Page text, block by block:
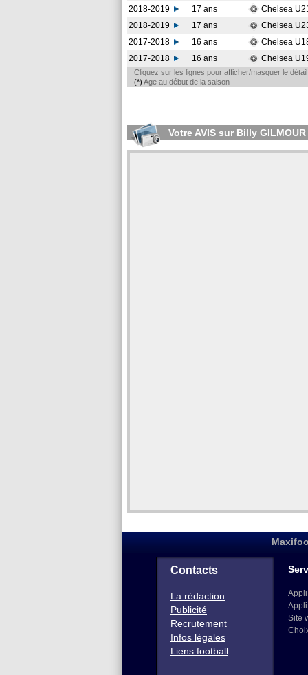
2018-2019
17 ans Chelsea
2018-2019
17 ans Chelsea
2017-2018
16 ans Chelsea
2017-2018
16 ans Chelsea
Cliquez sur les lignes pour afficher/masquer le
(*) Age au début de la saison
Votre AVIS sur Billy GILMOUR
Contacts
La rédaction
Publicité
Recrutement
Infos légales
Liens football
Site